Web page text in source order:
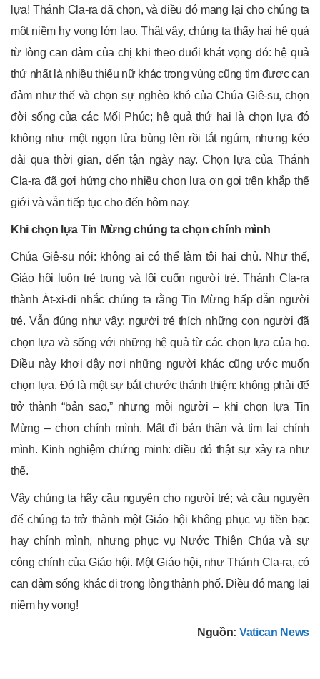
lựa! Thánh Cla-ra đã chọn, và điều đó mang lại cho chúng ta
một niềm hy vọng lớn lao. Thật vậy, chúng ta thấy hai hệ quả
từ lòng can đảm của chị khi theo đuổi khát vọng đó: hệ quả
thứ nhất là nhiều thiếu nữ khác trong vùng cũng tìm được can
đảm như thế và chọn sự nghèo khó của Chúa Giê-su, chọn
đời sống của các Mối Phúc; hệ quả thứ hai là chọn lựa đó
không như một ngọn lửa bùng lên rồi tắt ngúm, nhưng kéo
dài qua thời gian, đến tận ngày nay. Chọn lựa của Thánh
Cla-ra đã gợi hứng cho nhiều chọn lựa ơn gọi trên khắp thế
giới và vẫn tiếp tục cho đến hôm nay.
Khi chọn lựa Tin Mừng chúng ta chọn chính mình
Chúa Giê-su nói: không ai có thể làm tôi hai chủ. Như thế,
Giáo hội luôn trẻ trung và lôi cuốn người trẻ. Thánh Cla-ra
thành Át-xi-di nhắc chúng ta rằng Tin Mừng hấp dẫn người
trẻ. Vẫn đúng như vậy: người trẻ thích những con người đã
chọn lựa và sống với những hệ quả từ các chọn lựa của họ.
Điều này khơi dậy nơi những người khác cũng ước muốn
chọn lựa. Đó là một sự bắt chước thánh thiện: không phải để
trở thành “bản sao,” nhưng mỗi người – khi chọn lựa Tin
Mừng – chọn chính mình. Mất đi bản thân và tìm lại chính
mình. Kinh nghiệm chứng minh: điều đó thật sự xảy ra như
thế.
Vậy chúng ta hãy cầu nguyện cho người trẻ; và cầu nguyện
để chúng ta trở thành một Giáo hội không phục vụ tiền bạc
hay chính mình, nhưng phục vụ Nước Thiên Chúa và sự
công chính của Giáo hội. Một Giáo hội, như Thánh Cla-ra, có
can đảm sống khác đi trong lòng thành phố. Điều đó mang lại
niềm hy vọng!
Nguồn: Vatican News